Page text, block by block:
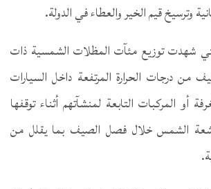
وترسيخ قيم الخير والعطاء في الدولة.
شهدت توزيع مئآت المظلات الشمسية ذات
من درجات الحرارة المرتفعة داخل السيارات
أو المركبات التابعة لمنشآتهم أثناء توقفها
الشمس خلال فصل الصيف بما يقلل من